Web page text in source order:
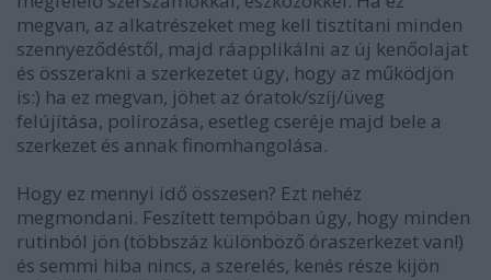
megvan, az alkatrészeket meg kell tisztítani minden
szennyeződéstől, majd ráapplikálni az új kenőolajat
és összerakni a szerkezetet úgy, hogy az működjön
is:) ha ez megvan, jöhet az óratok/szíj/üveg
felújítása, polírozása, esetleg cseréje majd bele a
szerkezet és annak finomhangolása.
Hogy ez mennyi idő összesen? Ezt nehéz
megmondani. Feszített tempóban úgy, hogy minden
rutinból jön (többszáz különböző óraszerkezet van!)
és semmi hiba nincs, a szerelés, kenés része kijön